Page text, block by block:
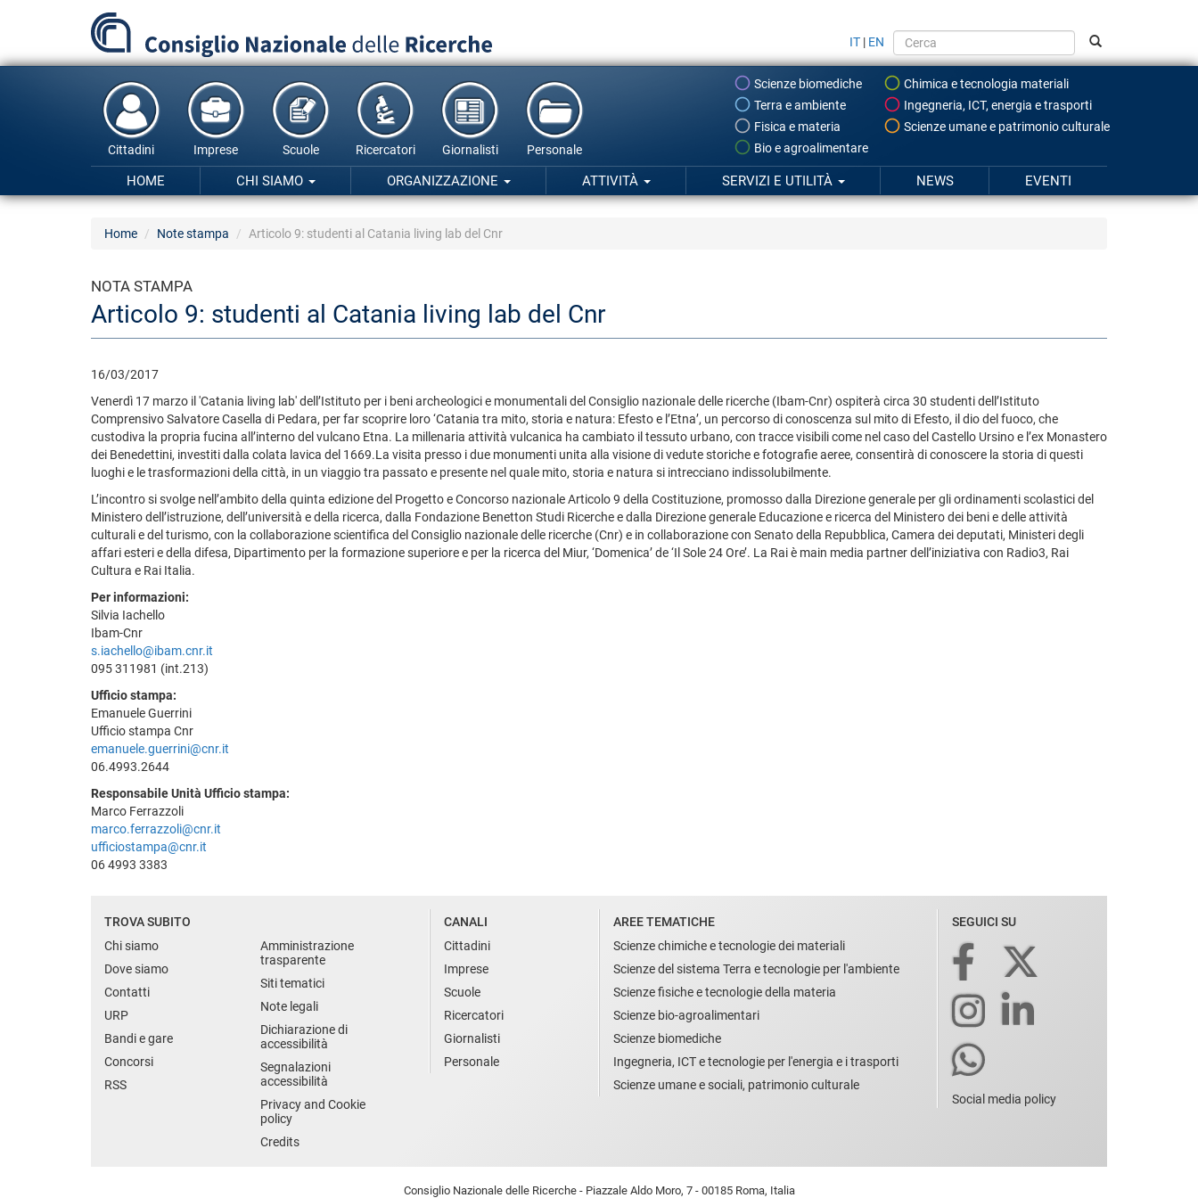
principale
IT | EN
Scienze biomediche
Chimica e tecnologia materiali
Terra e ambiente
Ingegneria, ICT, energia e trasporti
Fisica e materia
Scienze umane e patrimonio culturale
Bio e agroalimentare
Cittadini Imprese Scuole Ricercatori Giornalisti Personale
HOME CHI SIAMO ORGANIZZAZIONE ATTIVITÀ SERVIZI E UTILITÀ NEWS EVENTI
Home Note stampa Articolo 9: studenti al Catania living lab del Cnr
NOTA STAMPA
Articolo 9: studenti al Catania living lab del Cnr
16/03/2017
Venerdì 17 marzo il 'Catania living lab' dell’Istituto per i beni archeologici e monumentali del Consiglio nazionale delle ricerche (Ibam-Cnr) ospiterà circa 30 studenti dell’Istituto
Comprensivo Salvatore Casella di Pedara, per far scoprire loro ‘Catania tra mito, storia e natura: Efesto e l’Etna’, un percorso di conoscenza sul mito di Efesto, il dio del fuoco, che
custodiva la propria fucina all’interno del vulcano Etna. La millenaria attività vulcanica ha cambiato il tessuto urbano, con tracce visibili come nel caso del Castello Ursino e l’ex Monastero
dei Benedettini, investiti dalla colata lavica del 1669.La visita presso i due monumenti unita alla visione di vedute storiche e fotografie aeree, consentirà di conoscere la storia di questi
luoghi e le trasformazioni della città, in un viaggio tra passato e presente nel quale mito, storia e natura si intrecciano indissolubilmente.
L’incontro si svolge nell’ambito della quinta edizione del Progetto e Concorso nazionale Articolo 9 della Costituzione, promosso dalla Direzione generale per gli ordinamenti scolastici del
Ministero dell’istruzione, dell’università e della ricerca, dalla Fondazione Benetton Studi Ricerche e dalla Direzione generale Educazione e ricerca del Ministero dei beni e delle attività
culturali e del turismo, con la collaborazione scientifica del Consiglio nazionale delle ricerche (Cnr) e in collaborazione con Senato della Repubblica, Camera dei deputati, Ministeri degli
affari esteri e della difesa, Dipartimento per la formazione superiore e per la ricerca del Miur, ‘Domenica’ de ‘Il Sole 24 Ore’. La Rai è main media partner dell’iniziativa con Radio3, Rai
Cultura e Rai Italia.
Per informazioni:
Silvia Iachello
Ibam-Cnr
s.iachello@ibam.cnr.it
095 311981 (int.213)
Ufficio stampa:
Emanuele Guerrini
Ufficio stampa Cnr
emanuele.guerrini@cnr.it
06.4993.2644
Responsabile Unità Ufficio stampa:
Marco Ferrazzoli
marco.ferrazzoli@cnr.it
ufficiostampa@cnr.it
06 4993 3383
TROVA SUBITO
Chi siamo
Dove siamo
Contatti
URP
Bandi e gare
Concorsi
RSS
Amministrazione
trasparente
Siti tematici
Note legali
Dichiarazione di
accessibilità
Segnalazioni
accessibilità
Privacy and Cookie
policy
Credits
CANALI
Cittadini
Imprese
Scuole
Ricercatori
Giornalisti
Personale
AREE TEMATICHE
Scienze chimiche e tecnologie dei materiali
Scienze del sistema Terra e tecnologie per l'ambiente
Scienze fisiche e tecnologie della materia
Scienze bio-agroalimentari
Scienze biomediche
Ingegneria, ICT e tecnologie per l'energia e i trasporti
Scienze umane e sociali, patrimonio culturale
SEGUICI SU
Social media policy
Consiglio Nazionale delle Ricerche - Piazzale Aldo Moro, 7 - 00185 Roma, Italia